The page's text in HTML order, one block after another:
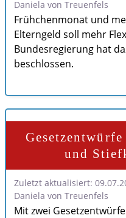
Daniela von Treuenfels
Frühchenmonat und
Elterngeld soll mehr
Bundesregierung hat
beschlossen.
und
Zuletzt aktualisiert:
Daniela von Treuenfels
Mit zwei